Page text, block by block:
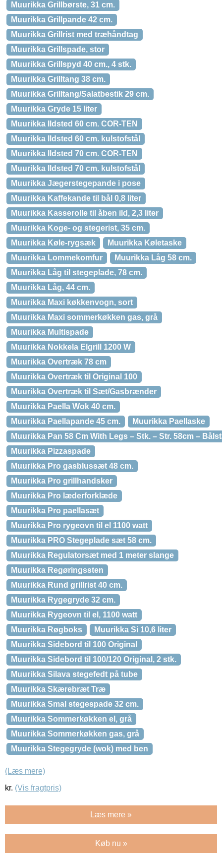
Muurikka Grillbørste, 31 cm.
Muurikka Grillpande 42 cm.
Muurikka Grillrist med træhåndtag
Muurikka Grillspade, stor
Muurikka Grillspyd 40 cm., 4 stk.
Muurikka Grilltang 38 cm.
Muurikka Grilltang/Salatbestik 29 cm.
Muurikka Gryde 15 liter
Muurikka Ildsted 60 cm. COR-TEN
Muurikka Ildsted 60 cm. kulstofstål
Muurikka Ildsted 70 cm. COR-TEN
Muurikka Ildsted 70 cm. kulstofstål
Muurikka Jægerstegepande i pose
Muurikka Kaffekande til bål 0,8 liter
Muurikka Kasserolle til åben ild, 2,3 liter
Muurikka Koge- og stegerist, 35 cm.
Muurikka Køle-rygsæk
Muurikka Køletaske
Muurikka Lommekomfur
Muurikka Låg 58 cm.
Muurikka Låg til stegeplade, 78 cm.
Muurikka Låg, 44 cm.
Muurikka Maxi køkkenvogn, sort
Muurikka Maxi sommerkøkken gas, grå
Muurikka Multispade
Muurikka Nokkela Elgrill 1200 W
Muurikka Overtræk 78 cm
Muurikka Overtræk til Original 100
Muurikka Overtræk til Sæt/Gasbrænder
Muurikka Paella Wok 40 cm.
Muurikka Paellapande 45 cm.
Muurikka Paellaske
Muurikka Pan 58 Cm With Legs – Stk. – Str. 58cm –
Muurikka Pizzaspade
Muurikka Pro gasblussæt 48 cm.
Muurikka Pro grillhandsker
Muurikka Pro læderforklæde
Muurikka Pro paellasæt
Muurikka Pro rygeovn til el 1100 watt
Muurikka PRO Stegeplade sæt 58 cm.
Muurikka Regulatorsæt med 1 meter slange
Muurikka Regøringssten
Muurikka Rund grillrist 40 cm.
Muurikka Rygegryde 32 cm.
Muurikka Rygeovn til el, 1100 watt
Muurikka Røgboks
Muurikka Si 10,6 liter
Muurikka Sidebord til 100 Original
Muurikka Sidebord til 100/120 Original, 2 stk.
Muurikka Silava stegefedt på tube
Muurikka Skærebræt Træ
Muurikka Smal stegespade 32 cm.
Muurikka Sommerkøkken el, grå
Muurikka Sommerkøkken gas, grå
Muurikka Stegegryde (wok) med ben
(Læs mere)
kr. (Vis fragtpris)
Læs mere »
Køb nu »